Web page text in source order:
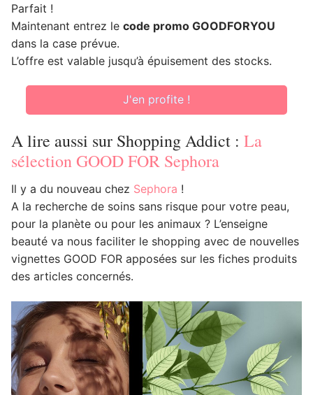
Parfait !
Maintenant entrez le code promo GOODFORYOU
dans la case prévue.
L’offre est valable jusqu’à épuisement des stocks.
J'en profite !
A lire aussi sur Shopping Addict : La
sélection GOOD FOR Sephora
Il y a du nouveau chez Sephora !
A la recherche de soins sans risque pour votre peau,
pour la planète ou pour les animaux ? L’enseigne
beauté va nous faciliter le shopping avec de nouvelles
vignettes GOOD FOR apposées sur les fiches produits
des articles concernés.